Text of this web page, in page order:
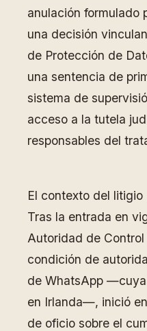
anulación formulado
una decisión
de Protección de
una sentencia de
sistema de
acceso a la tutela
responsables del
El contexto del litigio
Tras la entrada en
Autoridad de
condición de
de WhatsApp
en Irlanda—, inició
de oficio sobre el